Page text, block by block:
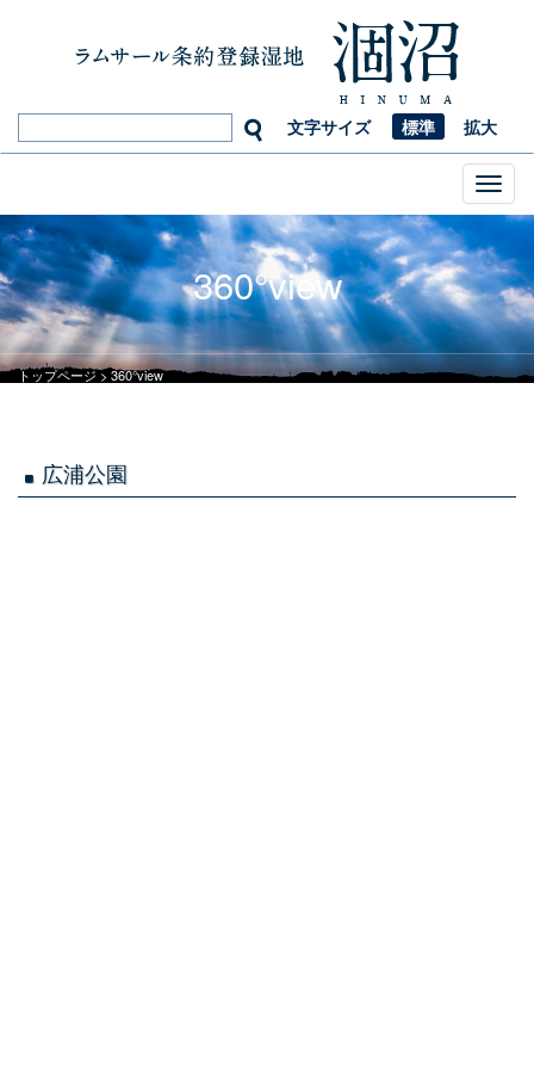
文字サイズ 標準 拡大
360°view
トップページ>360°view
広浦公園